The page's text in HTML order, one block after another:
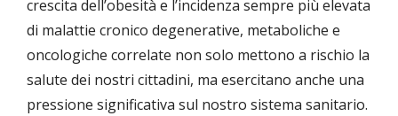
crescita dell’obesità e l’incidenza sempre più elevata
di malattie cronico degenerative, metaboliche e
oncologiche correlate non solo mettono a rischio la
salute dei nostri cittadini, ma esercitano anche una
pressione significativa sul nostro sistema sanitario.